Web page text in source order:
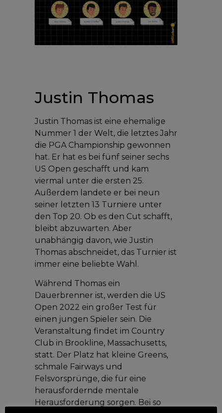
Justin Thomas
Justin Thomas ist eine ehemalige
Nummer 1 der Welt, die letztes Jahr
die PGA Championship gewonnen
hat. Er hat es bei fünf seiner sechs
US Open geschafft und kam
viermal unter die ersten 25.
Außerdem landete er bei neun
seiner letzten 13 Turniere unter
den Top 20. Ob es den Cut schafft,
bleibt abzuwarten. Aber
unabhängig davon, wie Justin
Thomas abschneidet, das Turnier ist
immer eine beliebte Wahl.
Während Thomas ein
Dauerbrenner ist, werden die US
Open 2022 ein großer Test für
einen jungen Spieler sein. Die
Veranstaltung findet im Country
Club in Brookline, Massachusetts,
statt. Der Platz hat kleine Greens,
schmale Fairways und
Felsvorsprünge, die für eine
herausfordernde mentale
Herausforderung sorgen. Bei so